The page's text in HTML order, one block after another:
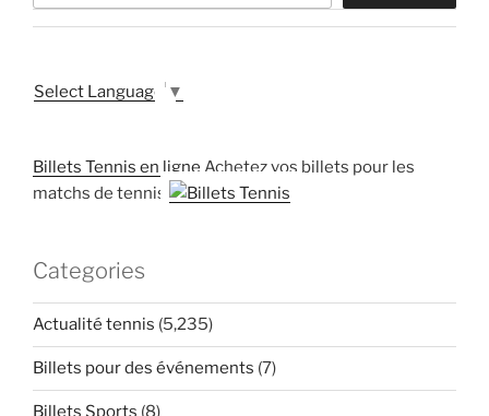
Select Language ▼
Billets Tennis en ligne Achetez vos billets pour les
matchs de tennis
Categories
Actualité tennis (5,235)
Billets pour des événements (7)
Billets Sports (8)